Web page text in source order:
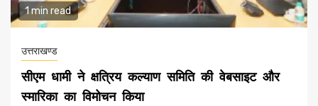
1 min read
उत्तराखण्ड
सीएम धामी ने क्षत्रिय कल्याण समिति की वेबसाइट और
स्मारिका का विमोचन किया